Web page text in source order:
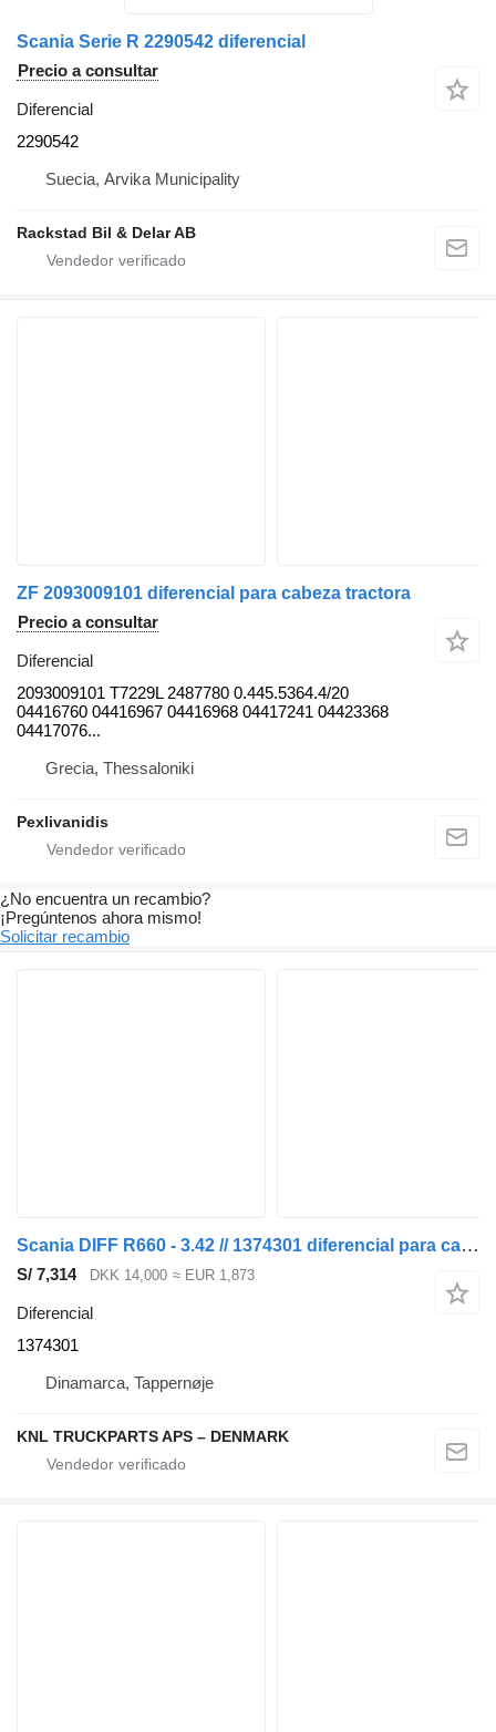
Scania Serie R 2290542 diferencial
Precio a consultar
Diferencial
2290542
Suecia, Arvika Municipality
Rackstad Bil & Delar AB
ZF 2093009101 diferencial para cabeza tractora
Precio a consultar
Diferencial
2093009101 T7229L 2487780 0.445.5364.4/20
04416760 04416967 04416968 04417241 04423368
04417076...
Grecia, Thessaloniki
Pexlivanidis
¿No encuentra un recambio?
¡Pregúntenos ahora mismo!
Solicitar recambio
Scania DIFF R660 - 3.42 // 1374301 diferencial para camión
S/ 7,314 DKK 14,000 ≈ EUR 1,873
Diferencial
1374301
Dinamarca, Tappernøje
KNL TRUCKPARTS APS – DENMARK